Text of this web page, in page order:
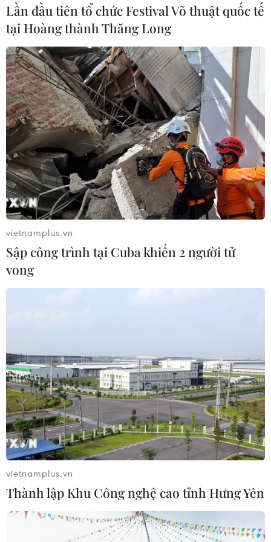
Lần đầu tiên tổ chức Festival Võ thuật quốc tế
tại Hoàng thành Thăng Long
vietnamplus.vn
Sập công trình tại Cuba khiến 2 người tử
vong
vietnamplus.vn
Thành lập Khu Công nghệ cao tỉnh Hưng Yên